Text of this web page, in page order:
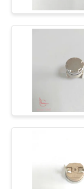
PRIVACY
POLICY